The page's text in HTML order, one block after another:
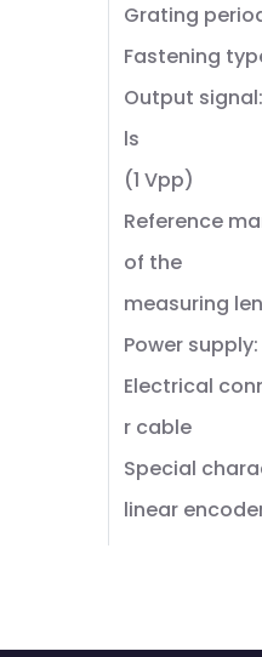
Grating
Fastening
Output
ls
(1 Vpp)
Reference
of the
measuring
Power
Electrical
r cable
Special
linear